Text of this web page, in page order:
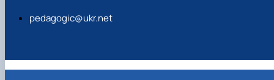
pedagogic@ukr.net